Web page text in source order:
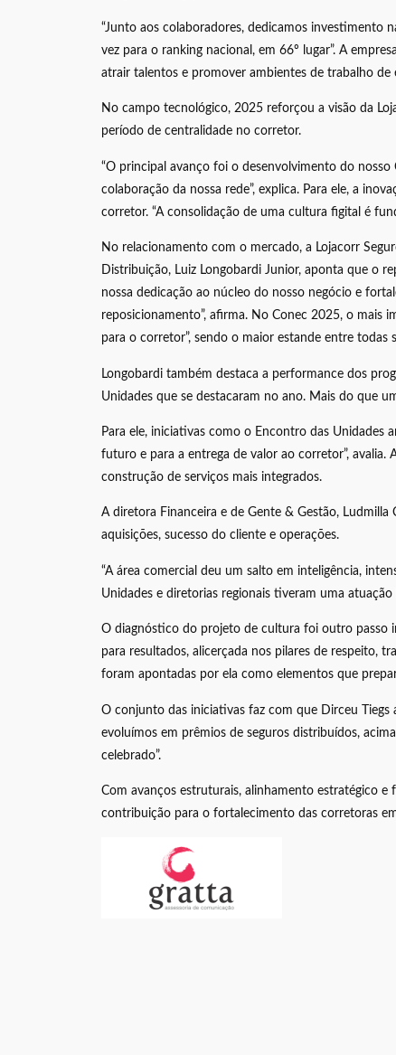
“Junto aos colaboradores, dedicamos investimento
vez para o ranking nacional, em 66º lugar”. A
atrair talentos e promover ambientes de trabalho de
No campo tecnológico, 2025 reforçou a visão da
período de centralidade no corretor.
“O principal avanço foi o desenvolvimento do
colaboração da nossa rede”, explica. Para ele, a
corretor. “A consolidação de uma cultura figital é
No relacionamento com o mercado, a Lojacorr
Distribuição, Luiz Longobardi Junior, aponta que o
nossa dedicação ao núcleo do nosso negócio e
reposicionamento”, afirma. No Conec 2025, o mais
para o corretor”, sendo o maior estande entre todas
Longobardi também destaca a performance dos
Unidades que se destacaram no ano. Mais do que
Para ele, iniciativas como o Encontro das Unidades
futuro e para a entrega de valor ao corretor”,
construção de serviços mais integrados.
A diretora Financeira e de Gente & Gestão,
aquisições, sucesso do cliente e operações.
“A área comercial deu um salto em inteligência,
Unidades e diretorias regionais tiveram uma
O diagnóstico do projeto de cultura foi outro passo
para resultados, alicerçada nos pilares de respeito,
foram apontadas por ela como elementos que
O conjunto das iniciativas faz com que Dirceu Tiegs
evoluímos em prêmios de seguros distribuídos,
celebrado”.
Com avanços estruturais, alinhamento estratégico
contribuição para o fortalecimento das corretoras